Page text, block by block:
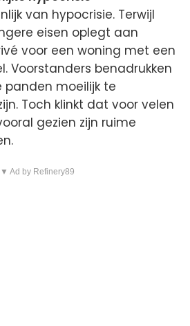
van hypocrisie. Terwijl
eisen oplegt aan
voor een woning met een
Voorstanders benadrukken
moeilijk te
Toch klinkt dat voor velen
gezien zijn ruime
▼ Ad by Refinery89